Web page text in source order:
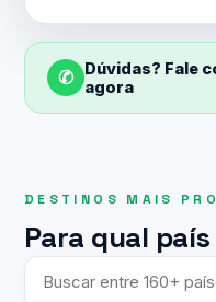
✆
Dúvidas? Fale
agora
DESTINOS MAIS
Para qual